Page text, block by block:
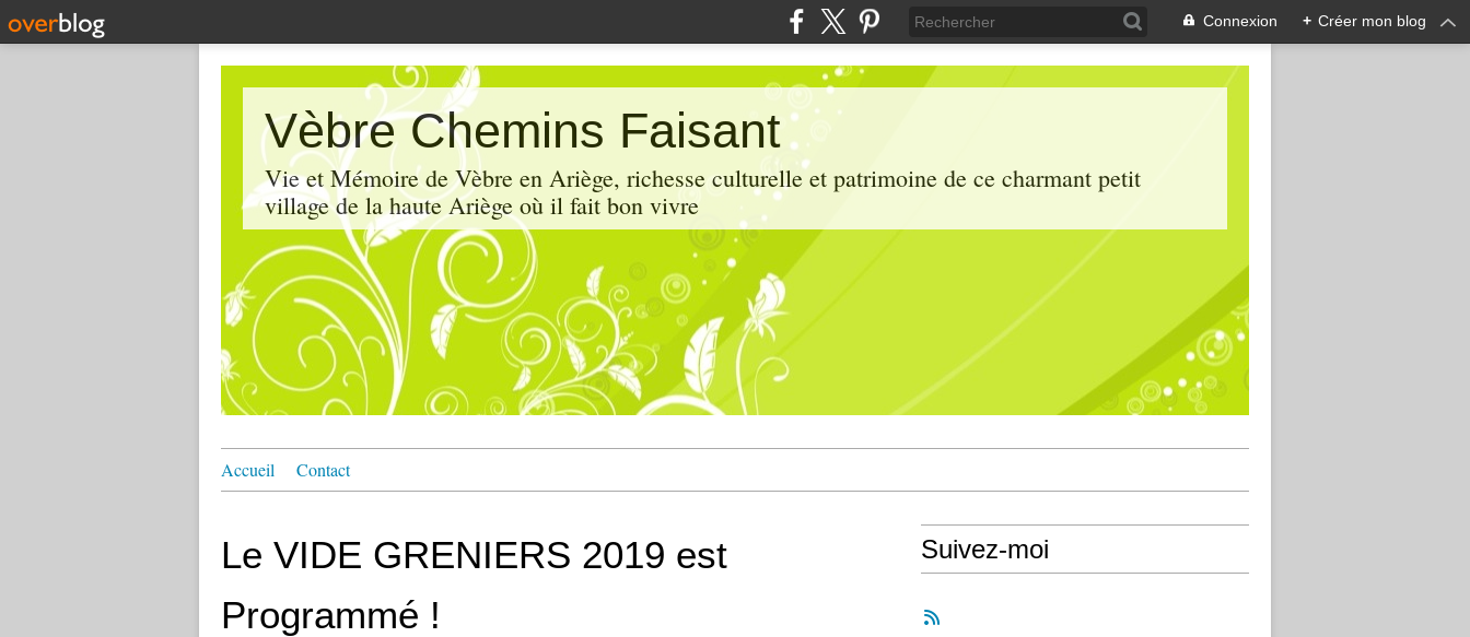
Connexion + Créer mon blog
Vèbre Chemins Faisant
Vie et Mémoire de Vèbre en Ariège, richesse culturelle et patrimoine de ce charmant petit
village de la haute Ariège où il fait bon vivre
Accueil Contact
Le VIDE GRENIERS 2019 est
Programmé !
Suivez-moi